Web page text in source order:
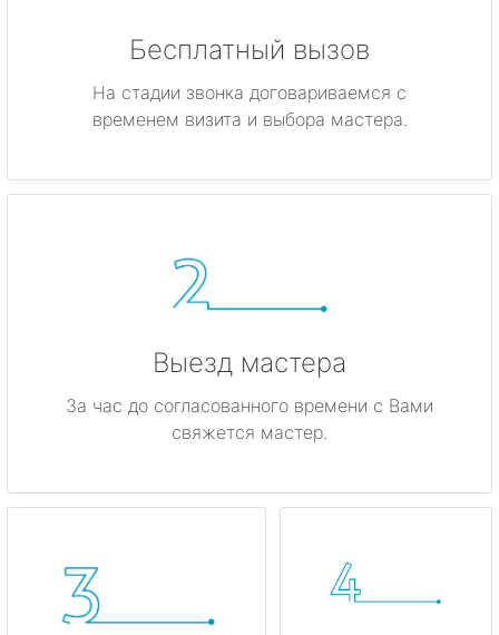
Бесплатный вызов
На стадии звонка договариваемся с
временем визита и выбора мастера.
Выезд мастера
За час до согласованного времени с Вами
свяжется мастер.